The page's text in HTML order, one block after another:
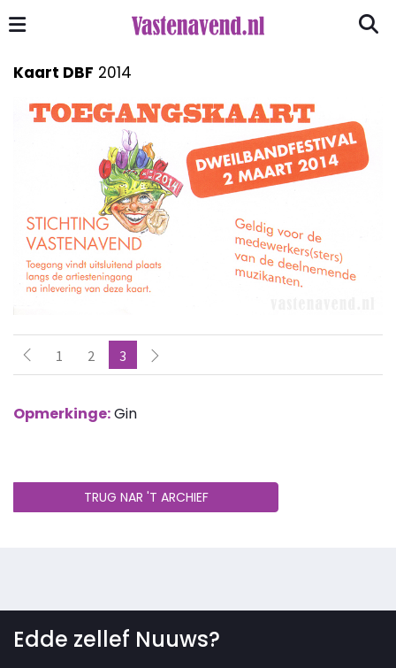
Kaart DBF 2014
1 2 3
Opmerkinge:Gin
TRUG NAR 'T ARCHIEF
Edde zellef Nuuws?